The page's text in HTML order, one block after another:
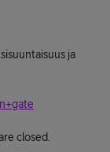
ja
closed.